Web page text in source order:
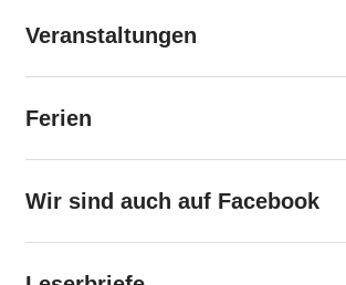
Veranstaltungen
Ferien
Wir sind auch auf Facebook